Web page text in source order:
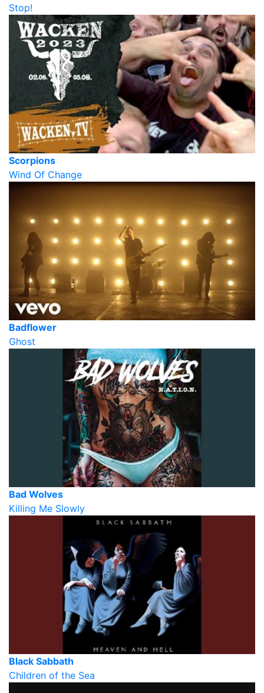
Stop!
Scorpions
Wind Of Change
Badflower
Ghost
Bad Wolves
Killing Me Slowly
Black Sabbath
Children of the Sea